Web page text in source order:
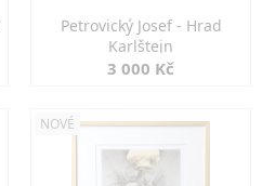
Petrovický Josef - Hrad
Karlštejn
3 000 Kč
NOVÉ